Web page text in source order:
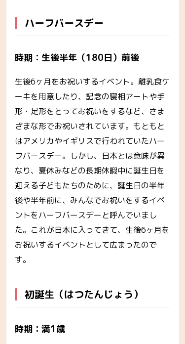
ハーフバースデー
時期：生後半年（180日）前後
生後6ヶ月をお祝いするイベント。離乳食ケ
ーキを用意したり、記念の寝相アートや手
形・足形をとってお祝いをするなど、さま
ざまな形でお祝いされています。もともと
はアメリカやイギリスで行われていたハー
フバースデー。しかし、日本とは意味が異
なり、夏休みなどの長期休暇中に誕生日を
迎える子どもたちのために、誕生日の半年
後や半年前に、みんなでお祝いをするイベ
ントをハーフバースデーと呼んでいまし
た。これが日本に入ってきて、生後6ヶ月を
お祝いするイベントとして広まったので
す。
初誕生（はつたんじょう）
時期：満1歳